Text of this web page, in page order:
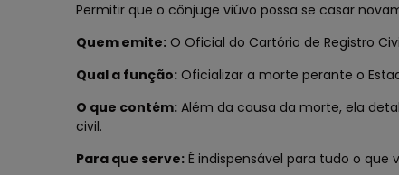
Permitir que o cônjuge viúvo possa se casar
Quem emite: O Oficial do Cartório de Registro
Qual a função: Oficializar a morte perante o
O que contém: Além da causa da morte, ela
civil.
Para que serve: É indispensável para tudo o que